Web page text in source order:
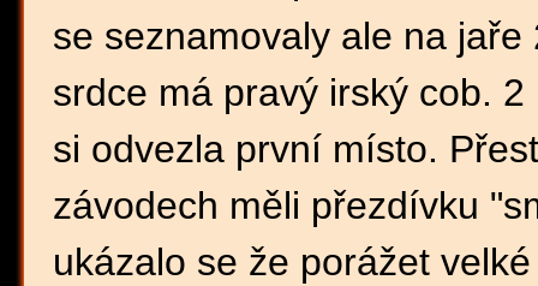
se seznamovaly ale na
srdce má pravý irský cob.
si odvezla první místo.
závodech měli přezdívku
ukázalo se že porážet